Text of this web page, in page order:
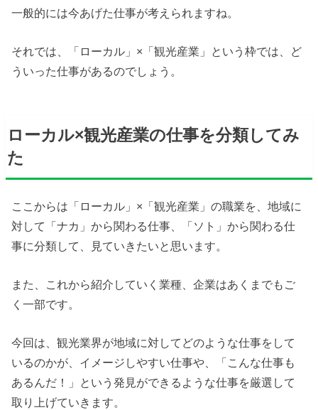
一般的には今あげた仕事が考えられますね。
それでは、「ローカル」×「観光産業」という枠では、ど
ういった仕事があるのでしょう。
ローカル×観光産業の仕事を分類してみ
た
ここからは「ローカル」×「観光産業」の職業を、地域に
対して「ナカ」から関わる仕事、「ソト」から関わる仕
事に分類して、見ていきたいと思います。
また、これから紹介していく業種、企業はあくまでもご
く一部です。
今回は、観光業界が地域に対してどのような仕事をして
いるのかが、イメージしやすい仕事や、「こんな仕事も
あるんだ！」という発見ができるような仕事を厳選して
取り上げていきます。